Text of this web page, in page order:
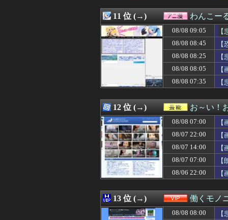
08/08 08:12
【衝撃】ヒコロ
08/08 08:12
川崎ってどうし
08/08 08:11
【悲報】中国の
08/08 08:11
【ガンダムＷ】
08/08 08:10
【動画】美人社
08/08 08:10
【悲報】夏のピ
【歓喜】SKE48
【緊急】サウジ
08/08 08:09
【Vtuber】えぺ
08/08 08:09
【謎】日本人、
08/08 08:09
トワ様のガワが
08/08 08:09
【画像あり】女
08/08 08:09
【画像】喪服美
08/08 08:09
小説って専門用
08/08 08:08
【動画】ピザ屋
08/08 08:08
【悲報】浅野翔
08/08 08:08
原爆の日を迎え
08/08 08:08
不眠症のワイが
08/08 08:06
【FF14】クレセ
08/08 08:06
手作りスカート
08/08 08:05
【画像】新人社
11 位 (→) わんこー
08/08 09:05
08/08 08:45
08/08 08:25
08/08 08:05
08/08 07:35
12 位 (→) お～い！
08/08 07:00
08/07 22:00
08/07 14:00
08/07 07:00
08/06 22:00
13 位 (→) 働くモノ
08/08 08:00